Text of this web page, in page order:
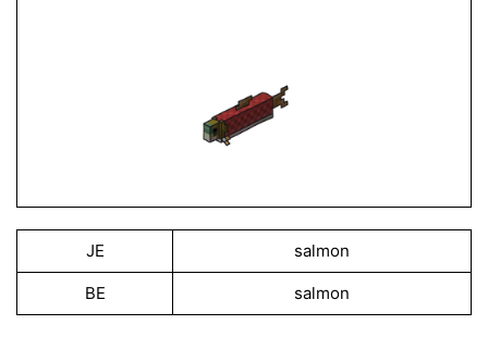
JE salmon
BE salmon